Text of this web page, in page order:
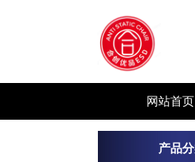
网站首页
产品